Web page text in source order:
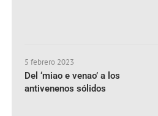
5 febrero 2023
Del ‘miao e venao’ a los
antivenenos sólidos